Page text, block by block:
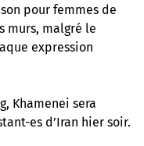
pour femmes de
murs, malgré le
expression
Khamenei sera
es d’Iran hier soir.